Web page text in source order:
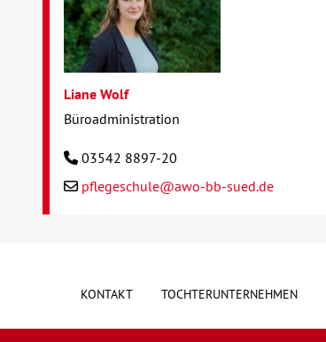
Liane Wolf
Büroadministration
03542 8897-20
pflegeschule@awo-bb-sued.de
KONTAKT TOCHTERUNTERNEHMEN